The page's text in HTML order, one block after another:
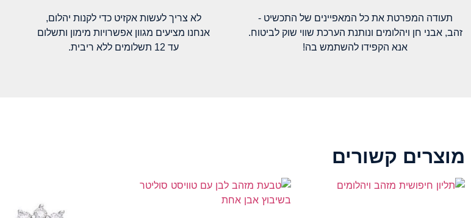
תעודה המפרטת את כל המאפיינים של התכשיט -
זהב, אבני חן ויהלומים ונותנת הערכת שווי שוק לביטוח.
אנא הקפידו להשתמש בה!
לא צריך לעשות אקזיט כדי לקנות יהלום,
אנחנו מציעים מגוון אפשרויות מימון ותשלום
עד 12 תשלומים ללא ריבית.
מוצרים קשורים